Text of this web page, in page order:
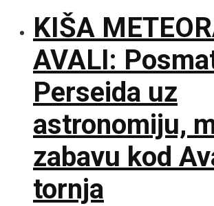
KIŠA
AVALI:
Perseida uz
astronomiju,
zabavu kod
tornja